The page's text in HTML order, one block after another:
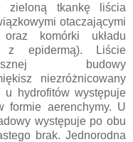
zieloną tkankę liścia
otaczającymi
komórki układu
z epidermą). Liście
budowy
niezróżnicowany
u hydrofitów występuje
formie aerenchymy. U
występuje po obu
brak. Jednorodna